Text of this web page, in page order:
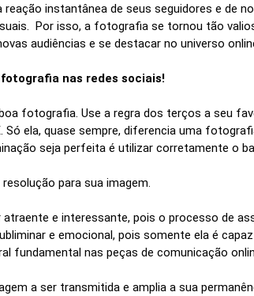
instantânea de seus seguidores e de
Por isso, a fotografia se tornou tão
audiências e se destacar no universo
nas redes sociais!
fotografia. Use a regra dos terços a seu
Só ela, quase sempre, diferencia uma
seja perfeita é utilizar corretamente o
para sua imagem.
e interessante, pois o processo de
e emocional, pois somente ela é
fundamental nas peças de comunicação
a ser transmitida e amplia a sua